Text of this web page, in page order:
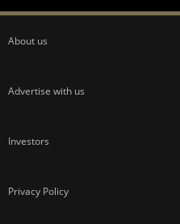
About us
Advertise with us
Investors
Privacy Policy